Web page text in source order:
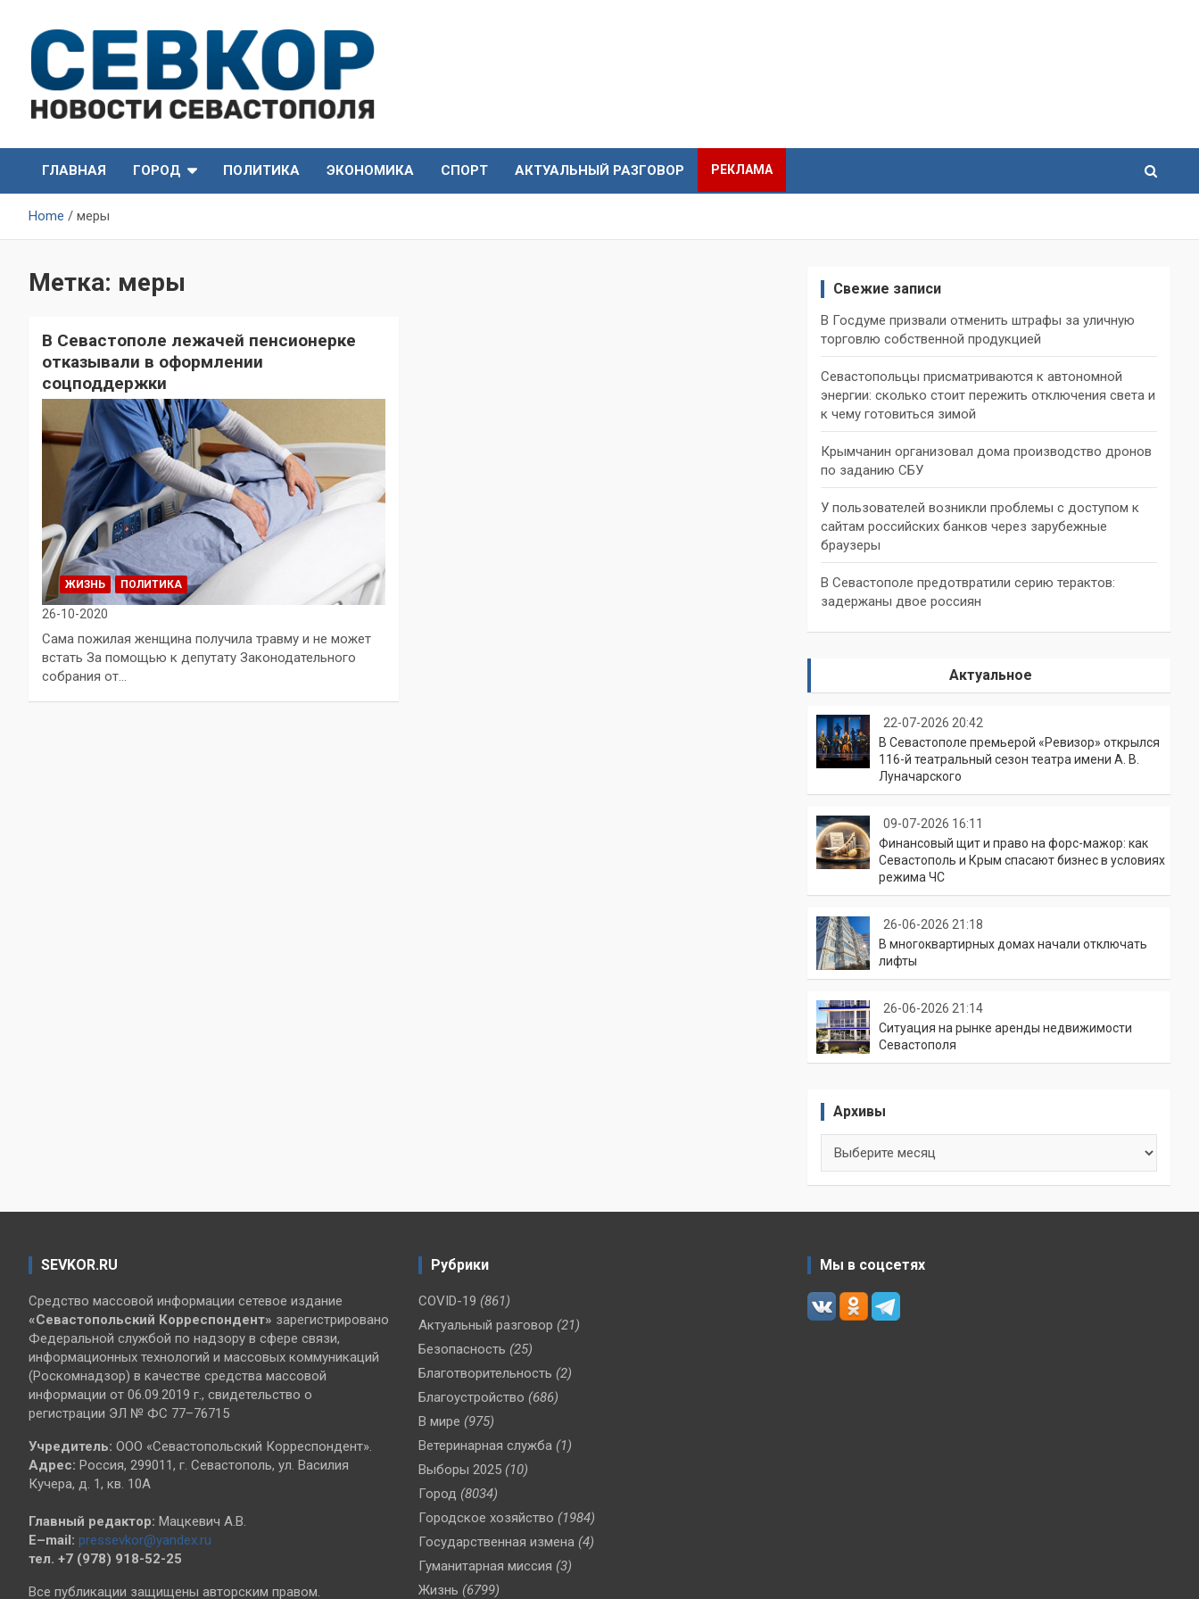
content
СевКор — Новости
Севастополя
Севастополя
ГЛАВНАЯ
ГОРОД ПОЛИТИКА ЭКОНОМИКА СПОРТ АКТУАЛЬНЫЙ РАЗГОВОР РЕКЛАМА
Home меры
Метка: меры
В Севастополе лежачей пенсионерке
отказывали в оформлении
соцподдержки
ЖИЗНЬ ПОЛИТИКА
26-10-2020
Сама пожилая женщина получила травму и не может
встать За помощью к депутату Законодательного
собрания от…
Свежие записи
В Госдуме призвали отменить штрафы за уличную
торговлю собственной продукцией
Севастопольцы присматриваются к автономной
энергии: сколько стоит пережить отключения света и
к чему готовиться зимой
Крымчанин организовал дома производство дронов
по заданию СБУ
У пользователей возникли проблемы с доступом к
сайтам российских банков через зарубежные
браузеры
В Севастополе предотвратили серию терактов:
задержаны двое россиян
Актуальное
22-07-2026 20:42
В Севастополе премьерой «Ревизор» открылся
116-й театральный сезон театра имени А. В.
Луначарского
09-07-2026 16:11
Финансовый щит и право на форс-мажор: как
Севастополь и Крым спасают бизнес в условиях
режима ЧС
26-06-2026 21:18
В многоквартирных домах начали отключать
лифты
26-06-2026 21:14
Ситуация на рынке аренды недвижимости
Севастополя
Архивы
SEVKOR.RU
Средство массовой информации сетевое издание
«Севастопольский Корреспондент» зарегистрировано
Федеральной службой по надзору в сфере связи,
информационных технологий и массовых коммуникаций
(Роскомнадзор) в качестве средства массовой
информации от 06.09.2019 г., свидетельство о
регистрации ЭЛ № ФС 77–76715
Учредитель: ООО «Севастопольский Корреспондент».
Адрес: Россия, 299011, г. Севастополь, ул. Василия
Кучера, д. 1, кв. 10А
Главный редактор: Мацкевич А.В.
E–mail: pressevkor@yandex.ru
тел. +7 (978) 918-52-25
Все публикации защищены авторским правом.
Рубрики
COVID-19 (861)
Актуальный разговор (21)
Безопасность (25)
Благотворительность (2)
Благоустройство (686)
В мире (975)
Ветеринарная служба (1)
Выборы 2025 (10)
Город (8034)
Городское хозяйство (1984)
Государственная измена (4)
Гуманитарная миссия (3)
Жизнь (6799)
Мы в соцсетях